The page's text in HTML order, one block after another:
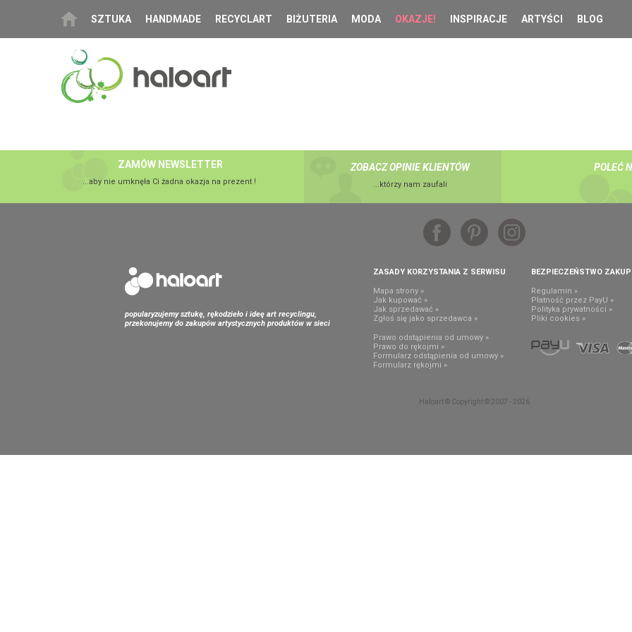
SZTUKA HANDMADE RECYCLART BIŻUTERIA MODA OKAZJE! INSPIRACJE ARTYŚCI BLOG
ZAMÓW NEWSLETTER
...aby nie umknęła Ci żadna okazja na prezent !
ZOBACZ OPINIE KLIENTÓW
...którzy nam zaufali
POLEĆ
popularyzujemy sztukę, rękodzieło i ideę art recyclingu,
przekonujemy do zakupów artystycznych produktów w sieci
ZASADY KORZYSTANIA Z SERWISU
Mapa strony »
Jak kupować »
Jak sprzedawać »
Zgłoś się jako sprzedawca »
Prawo odstąpienia od umowy »
Prawo do rękojmi »
Formularz odstąpienia od umowy »
Formularz rękojmi »
BEZPIECZEŃSTWO
Regulamin »
Płatność przez PayU »
Polityka prywatności »
Pliki cookies »
Haloart © Copyright © 2007 - 2026